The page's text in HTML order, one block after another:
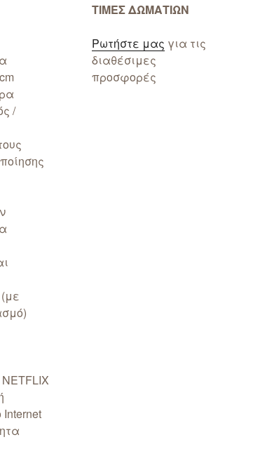
/
ΤΙΜΕΣ ΔΩΜΑΤΙΩΝ
Ρωτήστε μας για τις
διαθέσιμες
προσφορές